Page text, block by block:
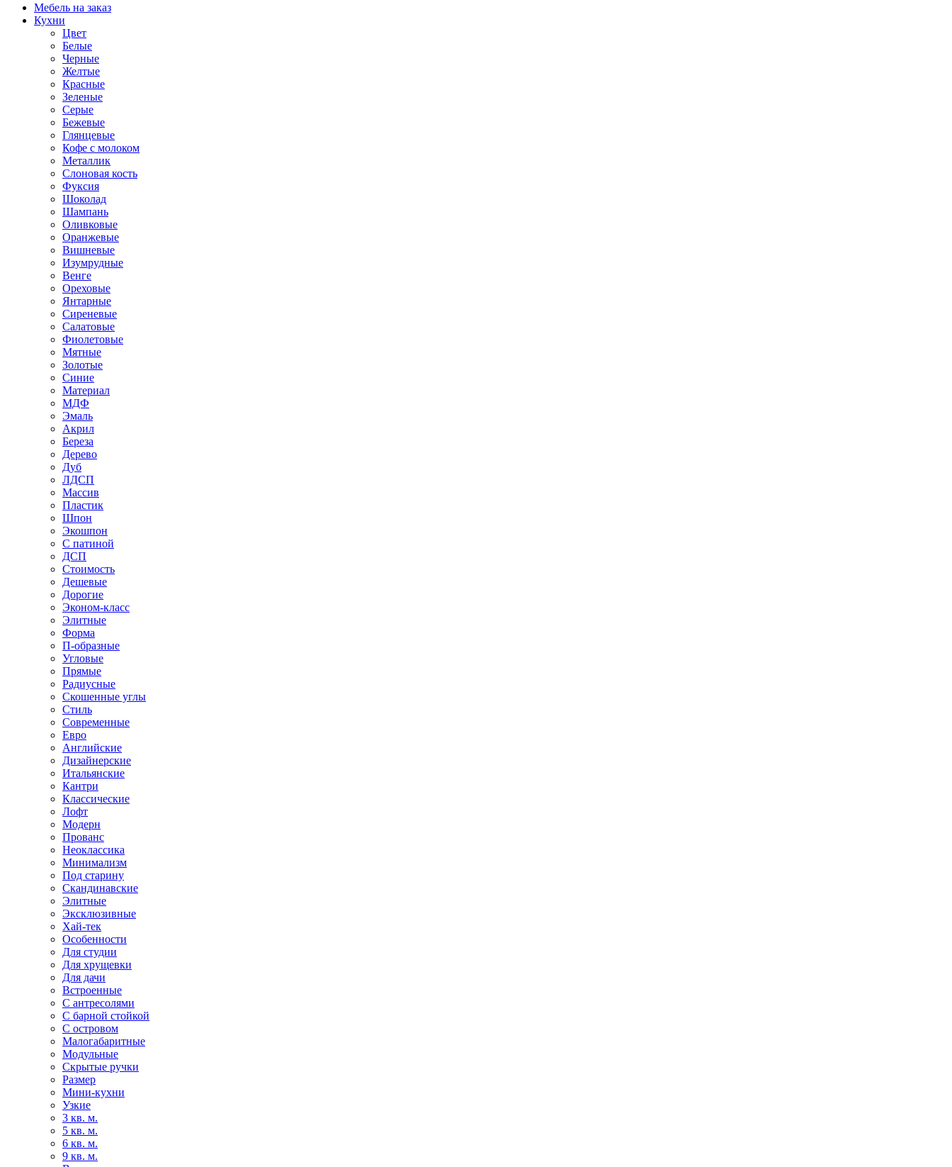
Мебель на заказ
Кухни
Цвет
Белые
Черные
Желтые
Красные
Зеленые
Серые
Бежевые
Глянцевые
Кофе с молоком
Металлик
Слоновая кость
Фуксия
Шоколад
Шампань
Оливковые
Оранжевые
Вишневые
Изумрудные
Венге
Ореховые
Янтарные
Сиреневые
Салатовые
Фиолетовые
Мятные
Золотые
Синие
Материал
МДФ
Эмаль
Акрил
Береза
Дерево
Дуб
ЛДСП
Массив
Пластик
Шпон
Экошпон
С патиной
ДСП
Стоимость
Дешевые
Дорогие
Эконом-класс
Элитные
Форма
П-образные
Угловые
Прямые
Радиусные
Скошенные углы
Стиль
Современные
Евро
Английские
Дизайнерские
Итальянские
Кантри
Классические
Лофт
Модерн
Прованс
Неоклассика
Минимализм
Под старину
Скандинавские
Элитные
Эксклюзивные
Хай-тек
Особенности
Для студии
Для хрущевки
Для дачи
Встроенные
С антресолями
С барной стойкой
С островом
Малогабаритные
Модульные
Скрытые ручки
Размер
Мини-кухни
Узкие
3 кв. м.
5 кв. м.
6 кв. м.
9 кв. м.